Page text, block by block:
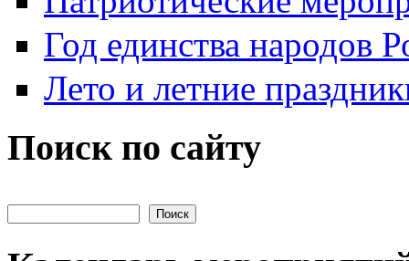
Год единства народов
Лето и летние
Поиск по сайту